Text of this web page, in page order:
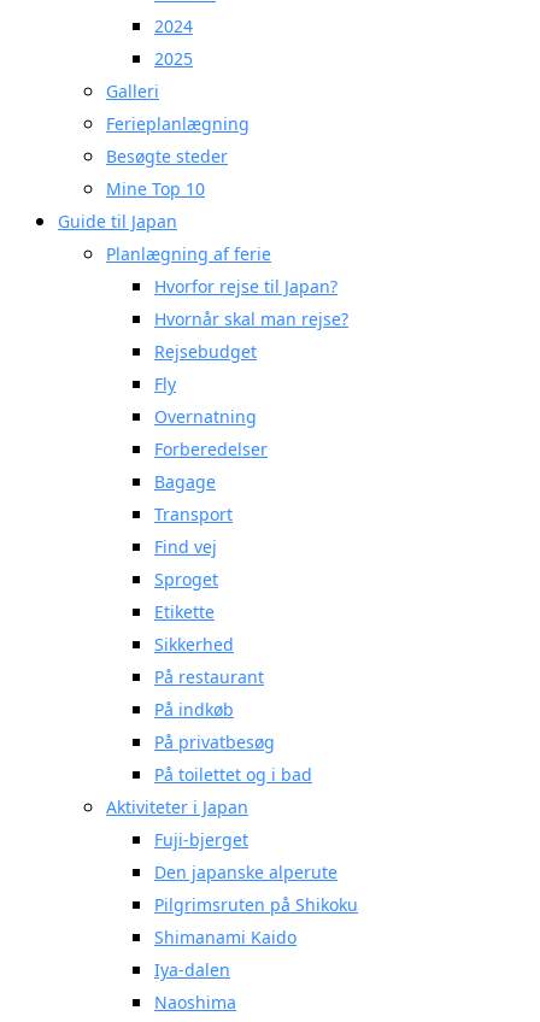
2024
2025
Galleri
Ferieplanlægning
Besøgte steder
Mine Top 10
Guide til Japan
Planlægning af ferie
Hvorfor rejse til Japan?
Hvornår skal man rejse?
Rejsebudget
Fly
Overnatning
Forberedelser
Bagage
Transport
Find vej
Sproget
Etikette
Sikkerhed
På restaurant
På indkøb
På privatbesøg
På toilettet og i bad
Aktiviteter i Japan
Fuji-bjerget
Den japanske alperute
Pilgrimsruten på Shikoku
Shimanami Kaido
Iya-dalen
Naoshima